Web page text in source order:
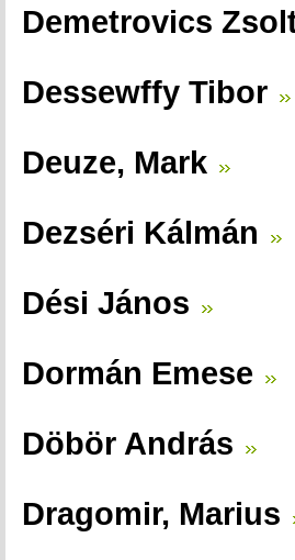
Demetrovics
Dessewffy Tibor
Deuze, Mark
Dezséri Kálmán
Dési János
Dormán Emese
Döbör András
Dragomir, Marius